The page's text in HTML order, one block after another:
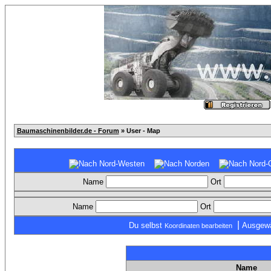
Baumaschinenbilder.de - Forum » User - Map
Name Ort
Name Ort
Du selbst Koordinaten bearbeiten
Name